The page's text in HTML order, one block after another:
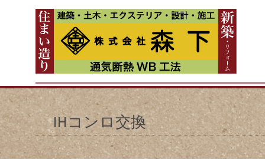
IHコンロ交換